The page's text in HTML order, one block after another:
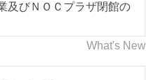
及びＮＯＣプラザ閉館の
What's New